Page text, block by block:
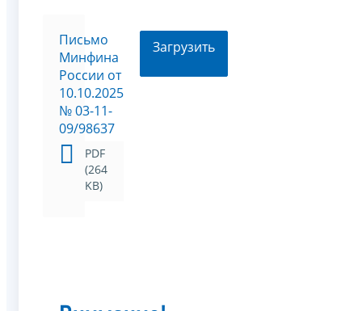
Письмо
Минфина
России от
10.10.2025
№ 03-11-
09/98637
PDF
(264
KB)
Загрузить